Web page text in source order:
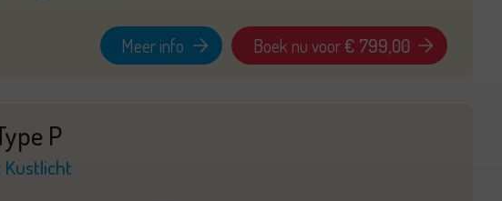
P
Kustlicht
Meer info Boek nu voor€ 799,00